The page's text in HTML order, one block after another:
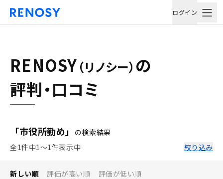
ログイン
RENOSY （リノシー） の
評判・口コミ
「市役所勤め」
の検索結果
全1件中1〜1件表示中
絞り込み
新しい順 評価が高い順 評価が低い順